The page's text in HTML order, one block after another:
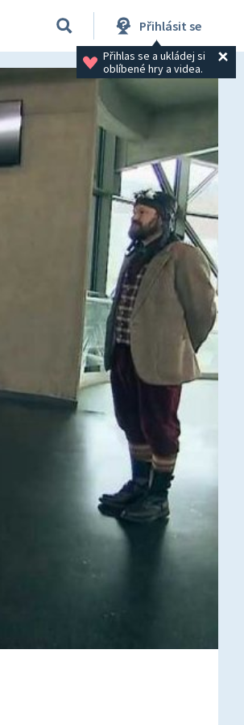
Přihlásit se
Přihlas se a ukládej si
oblíbené hry a videa.